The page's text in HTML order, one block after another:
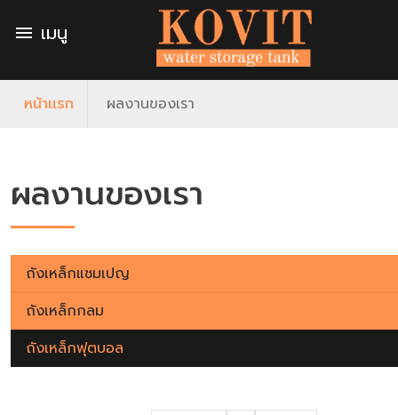
menu เมนู
หน้าเเรก ผลงานของเรา
ผลงานของเรา
ถังเหล็กแชมเปญ
ถังเหล็กกลม
ถังเหล็กฟุตบอล